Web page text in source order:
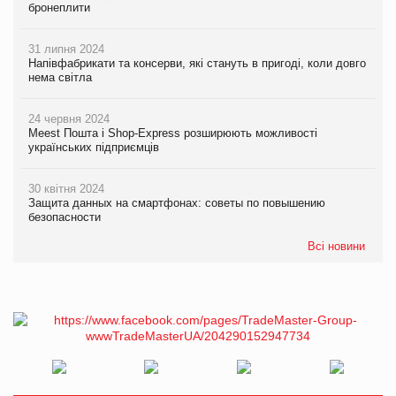
бронеплити
31 липня 2024
Напівфабрикати та консерви, які стануть в пригоді, коли довго
нема світла
24 червня 2024
Meest Пошта і Shop-Express розширюють можливості
українських підприємців
30 квітня 2024
Защита данных на смартфонах: советы по повышению
безопасности
Всі новини